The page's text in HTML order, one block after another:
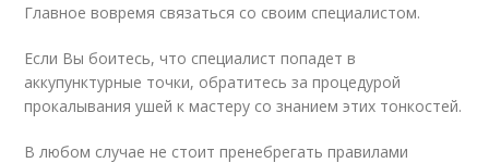
Главное вовремя связаться со своим специалистом.
Если Вы боитесь, что специалист попадет в
аккупунктурные точки, обратитесь за процедурой
прокалывания ушей к мастеру со знанием этих тонкостей.
В любом случае не стоит пренебрегать правилами